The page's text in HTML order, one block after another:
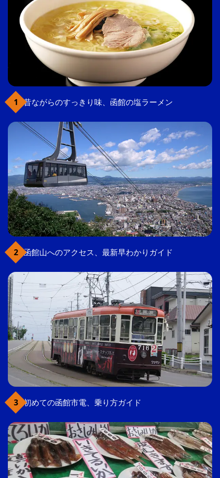
昔ながらのすっきり味、函館の塩ラーメン
函館山へのアクセス、最新早わかりガイド
初めての函館市電、乗り方ガイド